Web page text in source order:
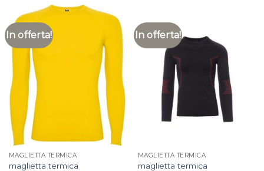
In offerta!
MAGLIETTA TERMICA
maglietta termica
In offerta!
MAGLIETTA TERMICA
maglietta termica